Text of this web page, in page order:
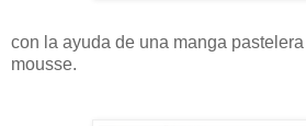
con la ayuda de una manga
mousse.